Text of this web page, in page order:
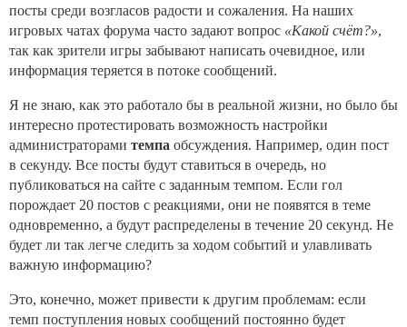
посты среди возгласов радости и сожаления. На наших
игровых чатах форума часто задают вопрос «Какой счёт?»,
так как зрители игры забывают написать очевидное, или
информация теряется в потоке сообщений.
Я не знаю, как это работало бы в реальной жизни, но было бы
интересно протестировать возможность настройки
администраторами темпа обсуждения. Например, один пост
в секунду. Все посты будут ставиться в очередь, но
публиковаться на сайте с заданным темпом. Если гол
порождает 20 постов с реакциями, они не появятся в теме
одновременно, а будут распределены в течение 20 секунд. Не
будет ли так легче следить за ходом событий и улавливать
важную информацию?
Это, конечно, может привести к другим проблемам: если
темп поступления новых сообщений постоянно будет